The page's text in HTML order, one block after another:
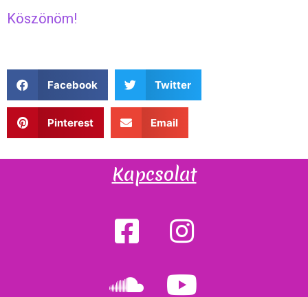
Köszönöm!
Facebook Twitter
Pinterest Email
Kapcsolat